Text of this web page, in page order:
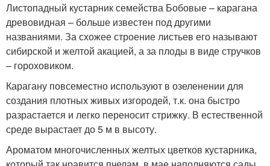
Листопадный кустарник семейства Бобовые – карагана
древовидная – больше известен под другими
названиями. За схожее строение листьев его называют
сибирской и желтой акацией, а за плоды в виде стручков
– гороховиком.
Карагану повсеместно используют в озеленении для
создания плотных живых изгородей, т.к. она быстро
разрастается и легко переносит стрижку. В естественной
среде вырастает до 5 м в высоту.
Ароматом многочисленных желтых цветков кустарника,